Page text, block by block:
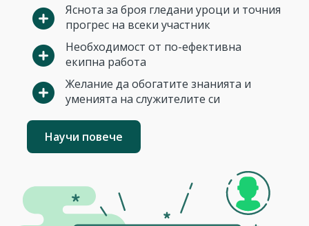
Яснота за броя гледани уроци и точния
прогрес на всеки участник
Необходимост от по-ефективна
екипна работа
Желание да обогатите знанията и
уменията на служителите си
Научи повече